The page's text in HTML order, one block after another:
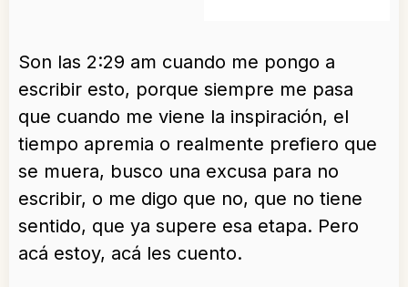
Son las 2:29 am cuando me pongo a
escribir esto, porque siempre me pasa
que cuando me viene la inspiración, el
tiempo apremia o realmente prefiero que
se muera, busco una excusa para no
escribir, o me digo que no, que no tiene
sentido, que ya supere esa etapa. Pero
acá estoy, acá les cuento.